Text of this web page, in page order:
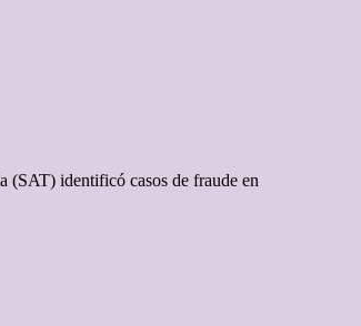
(SAT) identificó casos de fraude en